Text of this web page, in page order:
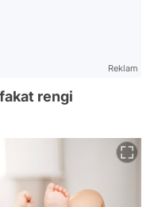
Reklam
fakat rengi